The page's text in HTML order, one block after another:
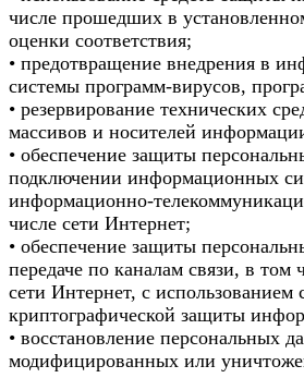
числе прошедших в
оценки соответствия;
• предотвращение внедрения в
системы программ-вирусов,
• резервирование технических
массивов и носителей
• обеспечение защиты
подключении информационных
информационно-
числе сети Интернет;
• обеспечение защиты
передаче по каналам связи, в том
сети Интернет, с использованием
криптографической защиты
• восстановление персональных
модифицированных или